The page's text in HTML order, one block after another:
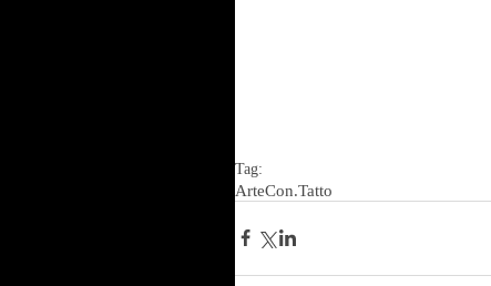
Tag:
ArteCon.Tatto